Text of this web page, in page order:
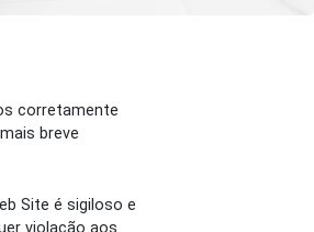
corretamente
breve
Site é sigiloso e
violação aos